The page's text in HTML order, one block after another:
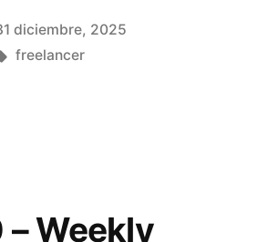
suiza
de
diciembre, 2025
Etiquetas:
freelancer
– Weekly